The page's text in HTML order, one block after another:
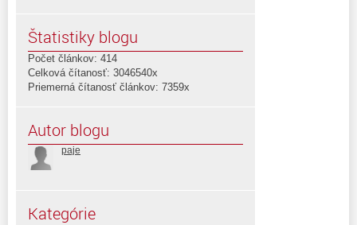
Štatistiky blogu
Počet článkov: 414
Celková čítanosť: 3046540x
Priemerná čítanosť článkov: 7359x
Autor blogu
paje
Kategórie